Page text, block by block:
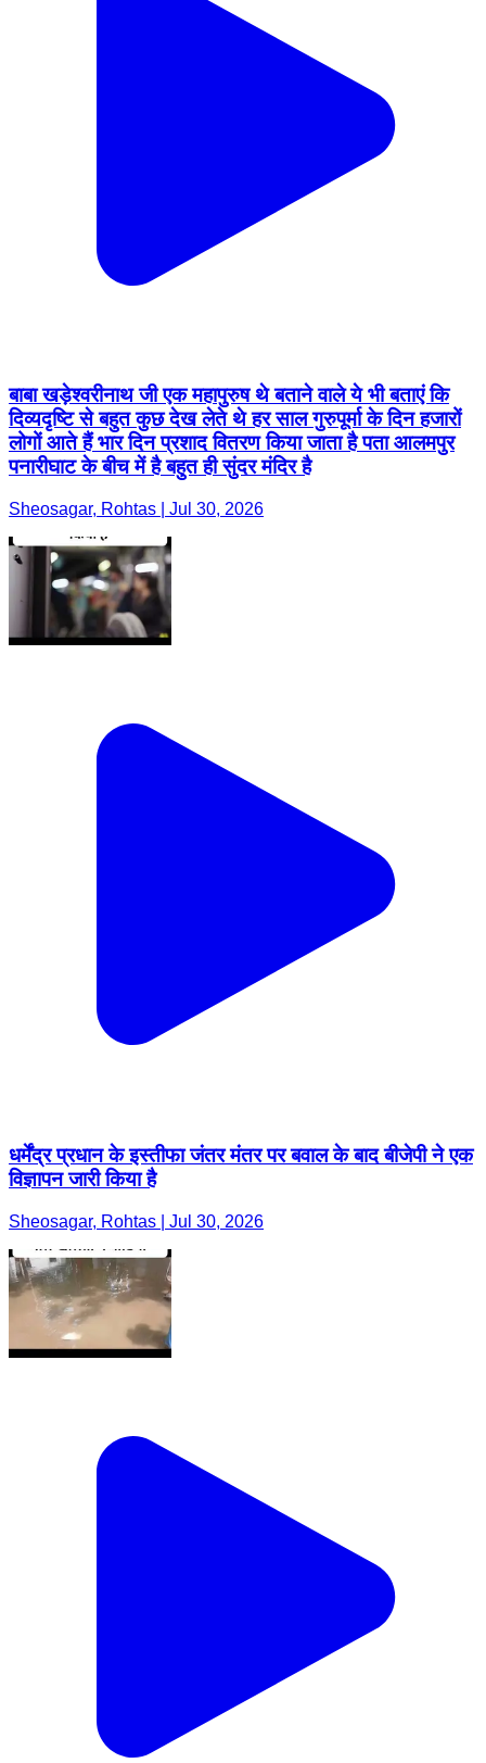
बाबा खड़ेश्वरीनाथ जी एक महापुरुष थे बताने वाले ये भी बताएं कि
दिव्यदृष्टि से बहुत कुछ देख लेते थे हर साल गुरुपूर्मा के दिन हजारों
लोगों आते हैं भार दिन प्रशाद वितरण किया जाता है पता आलमपुर
पनारीघाट के बीच में है बहुत ही सुंदर मंदिर है
Sheosagar, Rohtas | Jul 30, 2026
धर्मेंद्र प्रधान के इस्तीफा जंतर मंतर पर बवाल के बाद बीजेपी ने एक
विज्ञापन जारी किया है
Sheosagar, Rohtas | Jul 30, 2026